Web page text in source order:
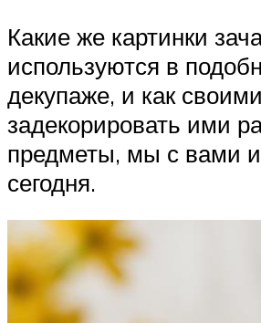
Какие же картинки
используются в
декупаже, и как
задекорировать ими
предметы, мы с вами
сегодня.